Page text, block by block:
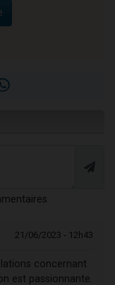
21/06/2023 - 12h43
concernant
est passionnante.